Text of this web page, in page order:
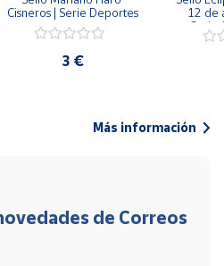
Cisneros | Serie Deportes
3 €
12 de
Serie
Más información
de Correos